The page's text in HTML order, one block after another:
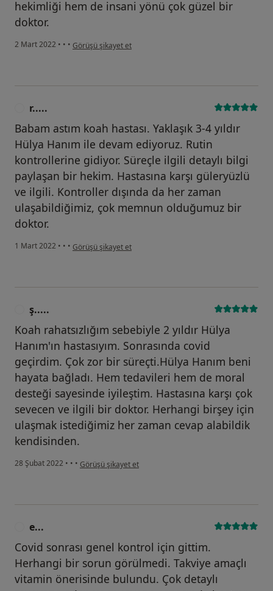
hekimliği hem de insani yönü çok güzel bir
doktor.
2 Mart 2022 • • • kullanıcının görüşüne göre s.....
Görüşü şikayet et
r.....
Babam astım koah hastası. Yaklaşık 3-4 yıldır
Hülya Hanım ile devam ediyoruz. Rutin
kontrollerine gidiyor. Süreçle ilgili detaylı bilgi
paylaşan bir hekim. Hastasına karşı güleryüzlü
ve ilgili. Kontroller dışında da her zaman
ulaşabildiğimiz, çok memnun olduğumuz bir
doktor.
1 Mart 2022 • • • kullanıcının görüşüne göre r.....
Görüşü şikayet et
ş.....
Koah rahatsızlığım sebebiyle 2 yıldır Hülya
Hanım'ın hastasıyım. Sonrasında covid
geçirdim. Çok zor bir süreçti.Hülya Hanım beni
hayata bağladı. Hem tedavileri hem de moral
desteği sayesinde iyileştim. Hastasına karşı çok
sevecen ve ilgili bir doktor. Herhangi birşey için
ulaşmak istediğimiz her zaman cevap alabildik
kendisinden.
28 Şubat 2022 • • • kullanıcının görüşüne göre ş.....
Görüşü şikayet et
e...
Covid sonrası genel kontrol için gittim.
Herhangi bir sorun görülmedi. Takviye amaçlı
vitamin önerisinde bulundu. Çok detaylı